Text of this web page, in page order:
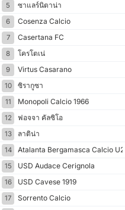
5
ซาแลร์นิตาน่า
6
Cosenza Calcio
7
Casertana FC
8
โครโตเน่
9
Virtus Casarano
10
ซิรากูซา
11
Monopoli Calcio 1966
12
ฟอจจา คัลซิโอ
13
ลาติน่า
14
Atalanta Bergamasca Calcio U23
15
USD Audace Cerignola
16
USD Cavese 1919
17
Sorrento Calcio